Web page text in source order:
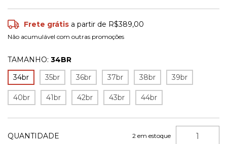
Frete grátis a partir de R$389,00
Não acumulável com outras promoções
TAMANHO: 34BR
34br
35br 36br 37br 38br 39br
40br 41br 42br 43br 44br
QUANTIDADE 2 em estoque